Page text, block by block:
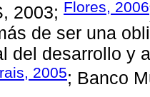
2003; Flores, 2006
de ser una
del desarrollo y
2005; Banco